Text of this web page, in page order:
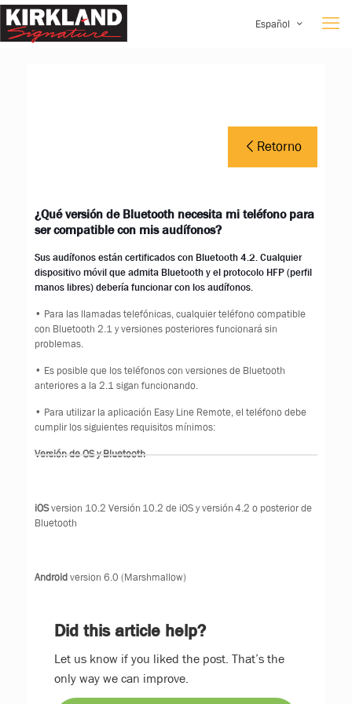
Español
Retorno
¿Qué versión de Bluetooth necesita mi teléfono para
ser compatible con mis audífonos?
Sus audífonos están certificados con Bluetooth 4.2. Cualquier
dispositivo móvil que admita Bluetooth y el protocolo HFP (perfil
manos libres) debería funcionar con los audífonos.
• Para las llamadas telefónicas, cualquier teléfono compatible
con Bluetooth 2.1 y versiones posteriores funcionará sin
problemas.
• Es posible que los teléfonos con versiones de Bluetooth
anteriores a la 2.1 sigan funcionando.
• Para utilizar la aplicación Easy Line Remote, el teléfono debe
cumplir los siguientes requisitos mínimos:
Versión de OS y Bluetooth
iOSversion 10.2 Versión 10.2 de iOS y versión 4.2 o posterior de
Bluetooth
Androidversion 6.0 (Marshmallow)
Did this article help?
Let us know if you liked the post. That’s the
only way we can improve.